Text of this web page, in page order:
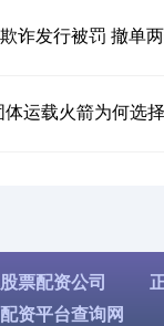
诈发行被罚 撤单
运载火箭为何选
票配资公司
配资平台查询网